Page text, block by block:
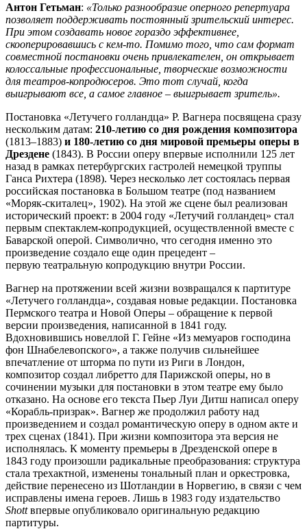
Антон Гетьман: «Только разнообразие оперного репертуара
позволяет поддерживать постоянный зрительский интерес.
При этом создавать новое гораздо эффективнее,
скооперировавшись с кем-то. Помимо того, что сам формат
совместной постановки очень привлекателен, он открывает
колоссальные профессиональные, творческие возможности
для театров-копродюсеров. Это тот случай, когда
выигрывают все, а самое главное – выигрывает зритель».
Постановка «Летучего голландца» Р. Вагнера посвящена сразу
нескольким датам: 210-летию со дня рождения композитора
(1813–1883) и 180-летию со дня мировой премьеры оперы в
Дрездене (1843). В России оперу впервые исполнили 125 лет
назад в рамках петербургских гастролей немецкой труппы
Ганса Рихтера (1898). Через несколько лет состоялась первая
российская постановка в Большом театре (под названием
«Моряк-скиталец», 1902). На этой же сцене был реализован
исторический проект: в 2004 году «Летучий голландец» стал
первым спектаклем-копродукцией, осуществленной вместе с
Баварской оперой. Символично, что сегодня именно это
произведение создало еще один прецедент –
первую театральную копродукцию внутри России.
Вагнер на протяжении всей жизни возвращался к партитуре
«Летучего голландца», создавая новые редакции. Постановка
Пермского театра и Новой Оперы – обращение к первой
версии произведения, написанной в 1841 году.
Вдохновившись новеллой Г. Гейне «Из мемуаров господина
фон Шнабелевопского», а также получив сильнейшее
впечатление от шторма по пути из Риги в Лондон,
композитор создал либретто для Парижской оперы, но в
сочинении музыки для постановки в этом театре ему было
отказано. На основе его текста Пьер Луи Дитш написал оперу
«Корабль-призрак». Вагнер же продолжил работу над
произведением и создал романтическую оперу в одном акте и
трех сценах (1841). При жизни композитора эта версия не
исполнялась. К моменту премьеры в Дрезденской опере в
1843 году произошли радикальные преобразования: структура
стала трехактной, изменены тональный план и оркестровка,
действие перенесено из Шотландии в Норвегию, в связи с чем
исправлены имена героев. Лишь в 1983 году издательство
Shottвпервые опубликовало оригинальную редакцию
партитуры.